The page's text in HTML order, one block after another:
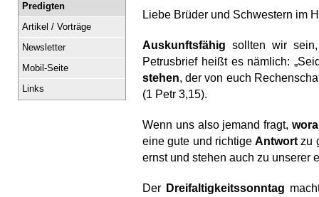
Predigten
Artikel / Vorträge
Newsletter
Mobil-Seite
Links
Liebe Brüder und Schwestern im
Auskunftsfähig sollten wir
Petrusbrief heißt es nämlich:
stehen, der von euch
(1 Petr 3,15).
Wenn uns also jemand fragt,
eine gute und richtige Antwort zu
ernst und stehen auch zu unserer
Der Dreifaltigkeitssonntag